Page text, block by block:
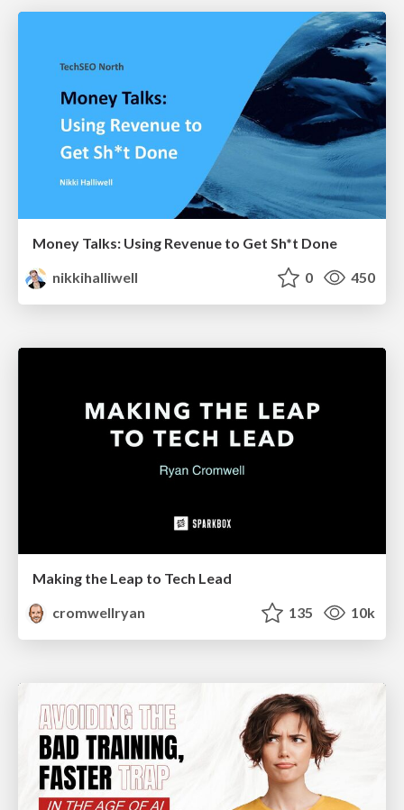
Money Talks: Using Revenue to Get Sh*t Done
nikkihalliwell
0 450
Making the Leap to Tech Lead
cromwellryan
135 10k